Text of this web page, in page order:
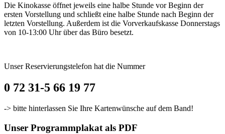
Die Kinokasse öffnet jeweils eine halbe Stunde vor Beginn der
ersten Vorstellung und schließt eine halbe Stunde nach Beginn der
letzten Vorstellung. Außerdem ist die Vorverkaufskasse Donnerstags
von 10-13:00 Uhr über das Büro besetzt.
Unser Reservierungstelefon hat die Nummer
0 72 31-5 66 19 77
-> bitte hinterlassen Sie Ihre Kartenwünsche auf dem Band!
Unser Programmplakat als PDF